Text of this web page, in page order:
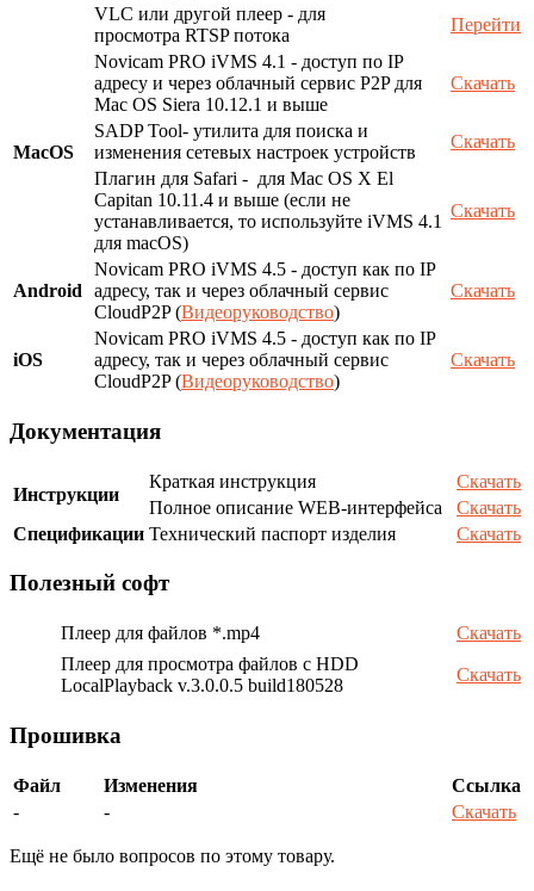
VLC или другой плеер - для
просмотра RTSP потока
Перейти
MacOS
Novicam PRO iVMS 4.1 - доступ по IP
адресу и через облачный сервис P2P для
Mac OS Siera 10.12.1 и выше
Скачать
SADP Tool- утилита для поиска и
изменения сетевых настроек устройств
Скачать
Плагин для Safari - для Mac OS X El
Capitan 10.11.4 и выше (если не
устанавливается, то используйте iVMS 4.1
для macOS)
Скачать
Android
Novicam PRO iVMS 4.5 - доступ как по IP
адресу, так и через облачный сервис
CloudP2P (Видеоруководство)
Скачать
iOS
Novicam PRO iVMS 4.5 - доступ как по IP
адресу, так и через облачный сервис
CloudP2P (Видеоруководство)
Скачать
Документация
Инструкции
Краткая инструкция
Скачать
Полное описание WEB-интерфейса
Скачать
Спецификации Технический паспорт изделия Скачать
Полезный софт
Плеер для файлов *.mp4
Скачать
Плеер для просмотра файлов с HDD
LocalPlayback v.3.0.0.5 build180528
Скачать
Прошивка
Файл Изменения
Ссылка
-
- Скачать
Ещё не было вопросов по этому товару.